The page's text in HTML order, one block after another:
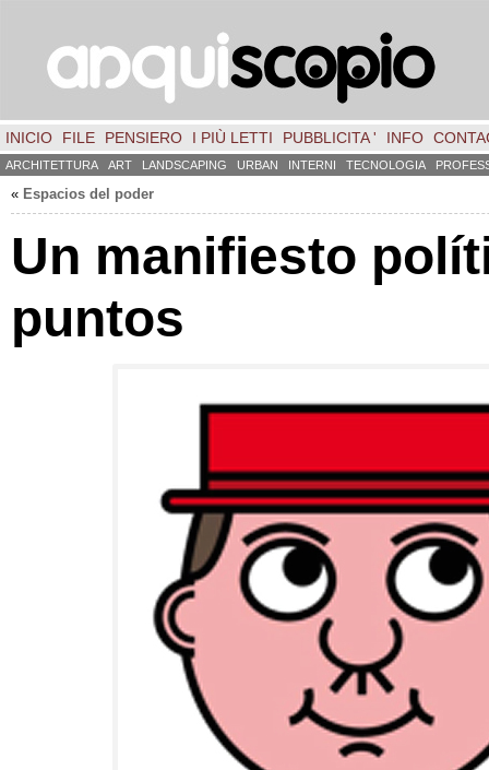
INICIO FILE PENSIERO I PIÙ LETTI PUBBLICITA ' INFO
ARCHITETTURA ART LANDSCAPING URBAN INTERNI TECNOLOGIA
« Espacios del poder
Un manifiesto
puntos